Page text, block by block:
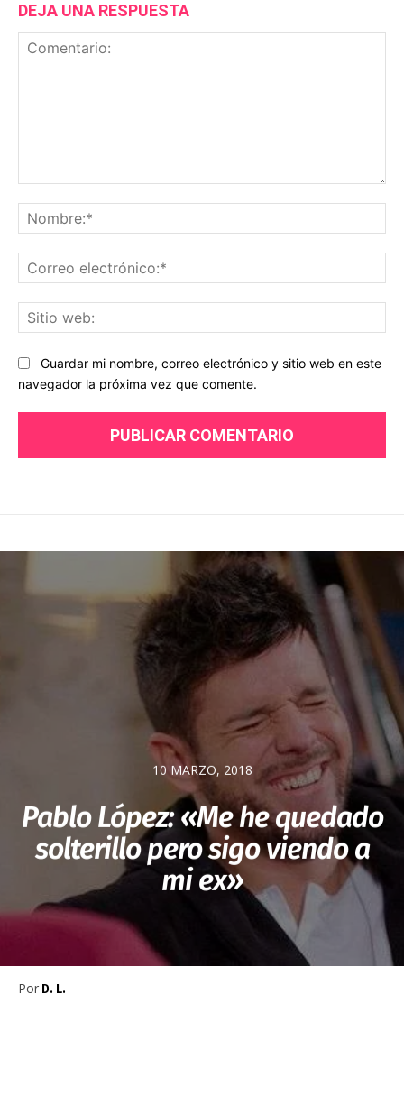
DEJA UNA RESPUESTA
Guardar mi nombre, correo electrónico y sitio web en este
navegador la próxima vez que comente.